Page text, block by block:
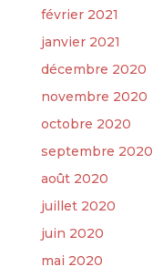
février 2021
janvier 2021
décembre 2020
novembre 2020
octobre 2020
septembre 2020
août 2020
juillet 2020
juin 2020
mai 2020